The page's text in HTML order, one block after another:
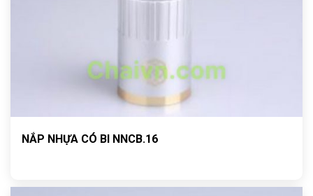
NẮP NHỰA CÓ BI NNCB.16